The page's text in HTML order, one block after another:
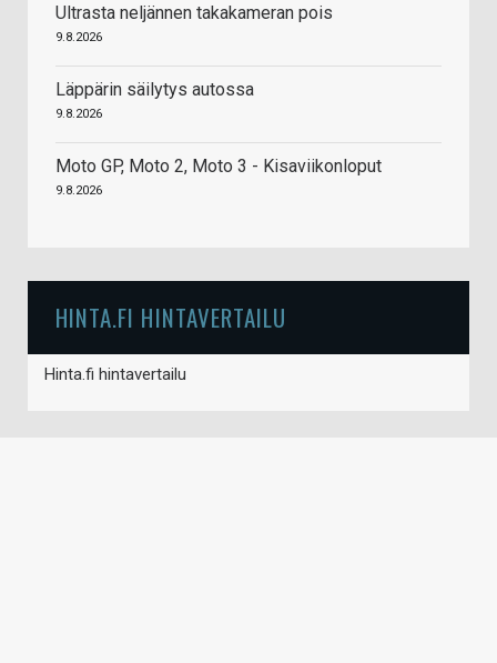
Ultrasta neljännen takakameran pois
9.8.2026
Läppärin säilytys autossa
9.8.2026
Moto GP, Moto 2, Moto 3 - Kisaviikonloput
9.8.2026
HINTA.FI HINTAVERTAILU
Hinta.fi hintavertailu